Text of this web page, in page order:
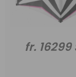
fr. 16299